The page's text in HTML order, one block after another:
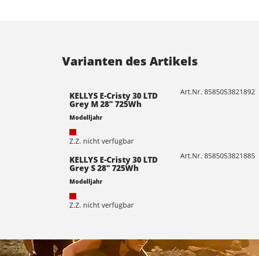
Varianten des Artikels
KELLYS E-Cristy 30 LTD
Grey M 28" 725Wh
Modelljahr
Z.Z. nicht verfügbar
Art.Nr. 8585053821892
KELLYS E-Cristy 30 LTD
Grey S 28" 725Wh
Modelljahr
Z.Z. nicht verfügbar
Art.Nr. 8585053821885